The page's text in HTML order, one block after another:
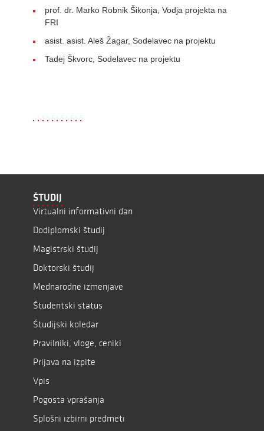
prof. dr. Marko Robnik Šikonja, Vodja projekta na
FRI
asist. asist. Aleš Žagar, Sodelavec na projektu
Tadej Škvorc, Sodelavec na projektu
ŠTUDIJ
Virtualni informativni dan
Dodiplomski študij
Magistrski študij
Doktorski študij
Mednarodne izmenjave
Študentski status
Študijski koledar
Pravilniki, vloge, ceniki
Prijava na izpite
Vpis
Pogosta vprašanja
Splošni izbirni predmeti